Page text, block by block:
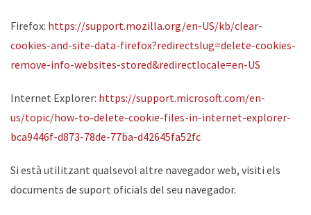
Firefox: https://support.mozilla.org/en-US/kb/clear-
cookies-and-site-data-firefox?redirectslug=delete-cookies-
remove-info-websites-stored&redirectlocale=en-US
Internet Explorer: https://support.microsoft.com/en-
us/topic/how-to-delete-cookie-files-in-internet-explorer-
bca9446f-d873-78de-77ba-d42645fa52fc
Si està utilitzant qualsevol altre navegador web, visiti els
documents de suport oficials del seu navegador.